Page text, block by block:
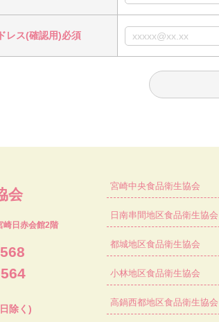
レス(確認用)必須
会
崎日赤会館2階
除く)
宮崎中央食品衛生協会
日南串間地区食品衛生協会
都城地区食品衛生協会
小林地区食品衛生協会
高鍋西都地区食品衛生協会